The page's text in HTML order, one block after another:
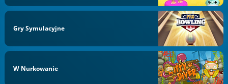
Gry Symulacyjne
W Nurkowanie